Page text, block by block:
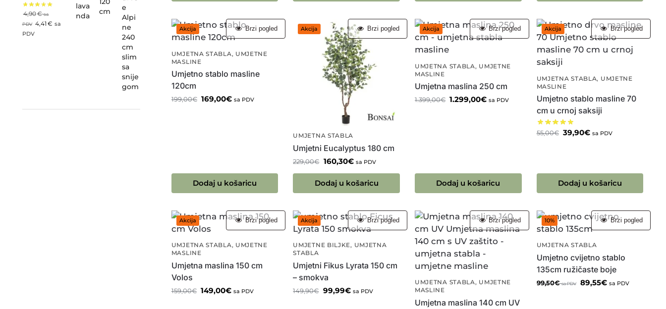
Akcija
UMJETNA STABLA, UMJETNE
MASLINE
Umjetno stablo masline
120cm
199,00€ 169,00€ sa PDV
Dodaj u košaricu
Brzi pogled Akcija
UMJETNA STABLA
Umjetni Eucalyptus 180 cm
229,00€ 160,30€ sa PDV
Dodaj u košaricu
Brzi pogled Akcija
UMJETNA STABLA, UMJETNE
MASLINE
Umjetna maslina 250 cm
1.399,00€ 1.299,00€ sa PDV
Dodaj u košaricu
Brzi pogled Akcija
UMJETNA STABLA, UMJETNE
MASLINE
Umjetno stablo masline 70
cm u crnoj saksiji
55,00€ 39,90€ sa PDV
Dodaj u košaricu
Brzi pogled
Akcija
UMJETNA STABLA, UMJETNE
MASLINE
Umjetna maslina 150 cm
Volos
159,00€ 149,00€ sa PDV
Brzi pogled Akcija
UMJETNE BILJKE, UMJETNA
STABLA
Umjetni Fikus Lyrata 150 cm
– smokva
149,90€ 99,99€ sa PDV
Brzi pogled
UMJETNA STABLA, UMJETNE
MASLINE
Umjetna maslina 140 cm UV
Brzi pogled 10%
UMJETNA STABLA
Umjetno cvijetno stablo
135cm ružičaste boje
99,50€ sa PDV 89,55€ sa PDV
Brzi pogled
4,90€ sa
PDV 4,41 € sa
PDV